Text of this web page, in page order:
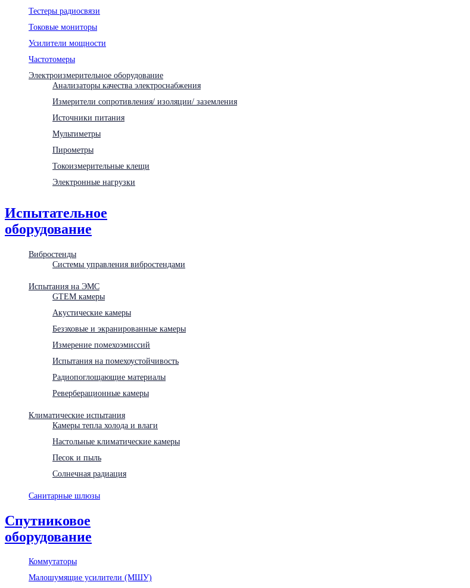
Тестеры радиосвязи
Токовые мониторы
Усилители мощности
Частотомеры
Электроизмерительное оборудование
Анализаторы качества электроснабжения
Измерители сопротивления/ изоляции/ заземления
Источники питания
Мультиметры
Пирометры
Токоизмерительные клещи
Электронные нагрузки
Испытательное
оборудование
Вибростенды
Системы управления вибростендами
Испытания на ЭМС
GTEM камеры
Акустические камеры
Безэховые и экранированные камеры
Измерение помехоэмиссий
Испытания на помехоустойчивость
Радиопоглощающие материалы
Реверберационные камеры
Климатические испытания
Камеры тепла холода и влаги
Настольные климатические камеры
Песок и пыль
Солнечная радиация
Санитарные шлюзы
Спутниковое
оборудование
Коммутаторы
Малошумящие усилители (МШУ)